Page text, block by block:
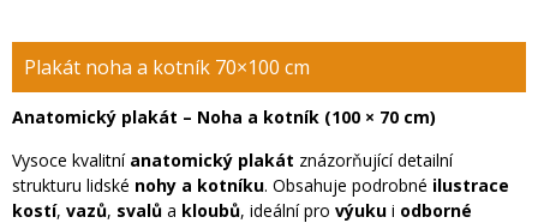
Plakát noha a kotník 70×100 cm
Anatomický plakát – Noha a kotník (100 × 70 cm)
Vysoce kvalitní anatomický plakát znázorňující detailní
strukturu lidské nohy a kotníku. Obsahuje podrobné ilustrace
kostí, vazů, svalů a kloubů, ideální pro výuku i odborné